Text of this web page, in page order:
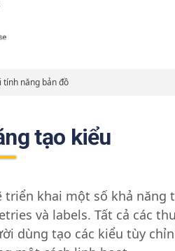
tính năng bản đồ
tạo kiểu
triển khai một số khả năng
và labels. Tất cả các
dùng tạo các kiểu tùy